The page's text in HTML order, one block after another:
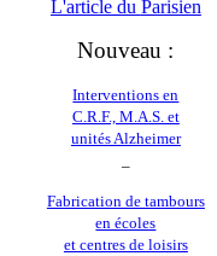
L'article du Parisien
Nouveau :
Interventions en
C.R.F., M.A.S. et
unités Alzheimer
Fabrication de tambours
en écoles
et centres de loisirs